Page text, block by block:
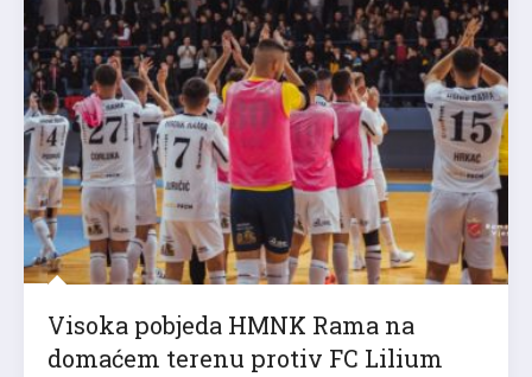
Visoka pobjeda HMNK Rama na
domaćem terenu protiv FC Lilium